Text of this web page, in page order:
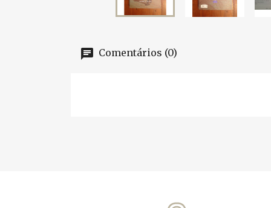
Comentários (0)